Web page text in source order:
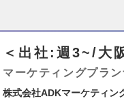
＜出社:週3~/大
マーケティングプラ
株式会社ADKマーケティン